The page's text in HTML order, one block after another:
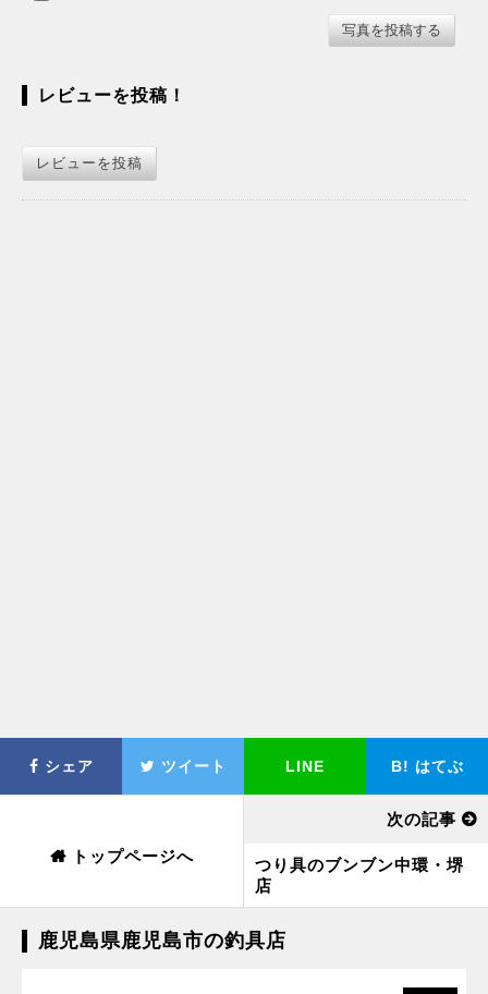
レビューを投稿！
レビューを投稿
シェア ツイート LINE B! はてぶ
トップページへ
次の記事
つり具のブンブン中環・堺
店
鹿児島県鹿児島市の釣具店